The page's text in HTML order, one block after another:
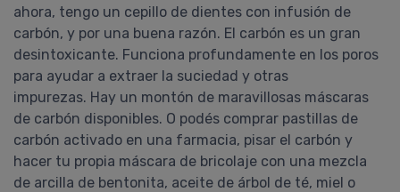
ahora, tengo un cepillo de dientes con infusión de
carbón, y por una buena razón. El carbón es un gran
desintoxicante. Funciona profundamente en los poros
para ayudar a extraer la suciedad y otras
impurezas. Hay un montón de maravillosas máscaras
de carbón disponibles. O podés comprar pastillas de
carbón activado en una farmacia, pisar el carbón y
hacer tu propia máscara de bricolaje con una mezcla
de arcilla de bentonita, aceite de árbol de té, miel o